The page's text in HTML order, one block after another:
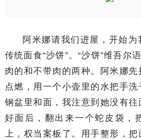
阿米娜请我们进屋，开始
传统面食“沙饼”。“沙饼”维吾尔
肉的和不带肉的两种。阿米娜
点燃，用一个小壶里的水把手
钢盆里和面，我注意到她没有往
好面后，翻出来一个蛇皮袋，
上，权当案板了。用手整形，把